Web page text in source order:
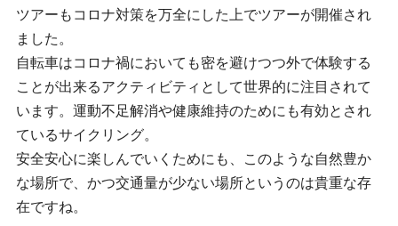
ツアーもコロナ対策を万全にした上でツアーが開催され
ました。
自転車はコロナ禍においても密を避けつつ外で体験する
ことが出来るアクティビティとして世界的に注目されて
います。運動不足解消や健康維持のためにも有効とされ
ているサイクリング。
安全安心に楽しんでいくためにも、このような自然豊か
な場所で、かつ交通量が少ない場所というのは貴重な存
在ですね。